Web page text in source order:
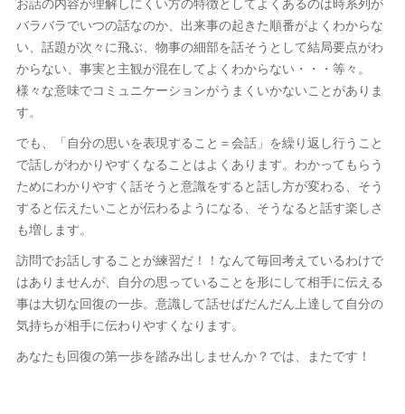
バラバラでいつの話なのか、出来事の起きた順番がよくわからな
い、話題が次々に飛ぶ、物事の細部を話そうとして結局要点がわ
からない、事実と主観が混在してよくわからない・・・等々。
様々な意味でコミュニケーションがうまくいかないことがありま
す。
でも、「自分の思いを表現すること＝会話」を繰り返し行うこと
で話しがわかりやすくなることはよくあります。わかってもらう
ためにわかりやすく話そうと意識をすると話し方が変わる、そう
すると伝えたいことが伝わるようになる、そうなると話す楽しさ
も増します。
訪問でお話しすることが練習だ！！なんて毎回考えているわけで
はありませんが、自分の思っていることを形にして相手に伝える
事は大切な回復の一歩。意識して話せばだんだん上達して自分の
気持ちが相手に伝わりやすくなります。
あなたも回復の第一歩を踏み出しませんか？では、またです！